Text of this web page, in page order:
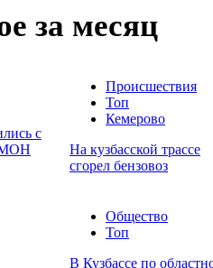
за месяц
с
Происшествия
Топ
Кемерово
На кузбасской трассе
сгорел бензовоз
Общество
Топ
В Кузбассе по